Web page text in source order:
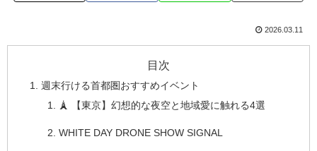
2026.03.11
目次
週末行ける首都圏おすすめイベント
🗼 【東京】幻想的な夜空と地域愛に触れる4選
WHITE DAY DRONE SHOW SIGNAL